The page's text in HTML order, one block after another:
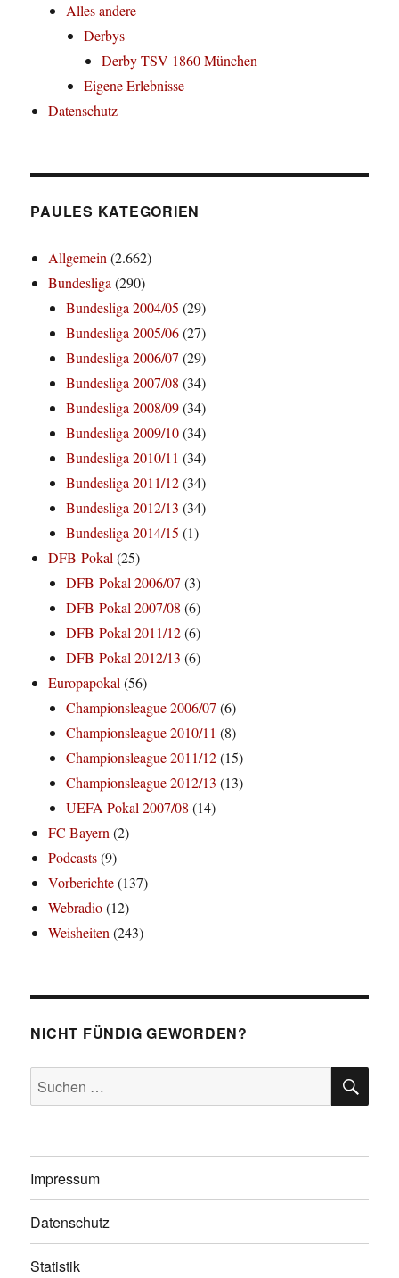
Alles andere
Derbys
Derby TSV 1860 München
Eigene Erlebnisse
Datenschutz
PAULES KATEGORIEN
Allgemein(2.662)
Bundesliga(290)
Bundesliga 2004/05 (29)
Bundesliga 2005/06(27)
Bundesliga 2006/07 (29)
Bundesliga 2007/08 (34)
Bundesliga 2008/09(34)
Bundesliga 2009/10(34)
Bundesliga 2010/11 (34)
Bundesliga 2011/12(34)
Bundesliga 2012/13 (34)
Bundesliga 2014/15 (1)
DFB-Pokal(25)
DFB-Pokal 2006/07 (3)
DFB-Pokal 2007/08 (6)
DFB-Pokal 2011/12(6)
DFB-Pokal 2012/13 (6)
Europapokal(56)
Championsleague 2006/07 (6)
Championsleague 2010/11 (8)
Championsleague 2011/12(15)
Championsleague 2012/13 (13)
UEFA Pokal 2007/08 (14)
FC Bayern(2)
Podcasts(9)
Vorberichte(137)
Webradio(12)
Weisheiten(243)
NICHT FÜNDIG GEWORDEN?
Suchen
nach:
Impressum
Datenschutz
Statistik